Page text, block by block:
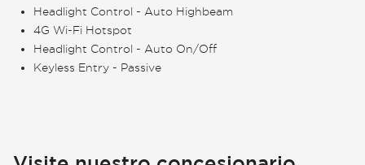
Headlight Control - Auto Highbeam
4G Wi-Fi Hotspot
Headlight Control - Auto On/Off
Keyless Entry - Passive